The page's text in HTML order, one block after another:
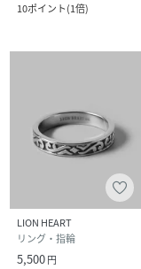
10ポイント(1倍)
LION HEART
リング・指輪
5,500円